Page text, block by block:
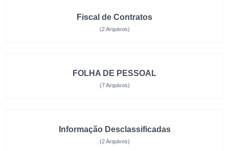
Fiscal de Contratos
(2 Arquivos)
FOLHA DE PESSOAL
(7 Arquivos)
Informação Desclassificadas
(2 Arquivos)